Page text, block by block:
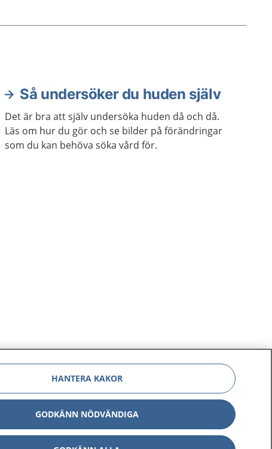
Så undersöker du huden själv
Det är bra att själv undersöka huden då och då.
Läs om hur du gör och se bilder på förändringar
som du kan behöva söka vård för.
HANTERA KAKOR
GODKÄNN NÖDVÄNDIGA